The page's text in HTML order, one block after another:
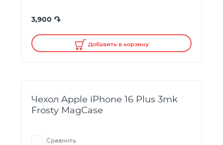
3,900 ֏
Добавить в корзину
Чехол Apple iPhone 16 Plus 3mk
Frosty MagCase
Сравнить